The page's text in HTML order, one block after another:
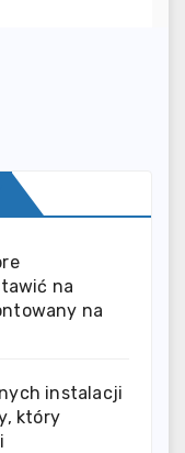
na
na
instalacji
który